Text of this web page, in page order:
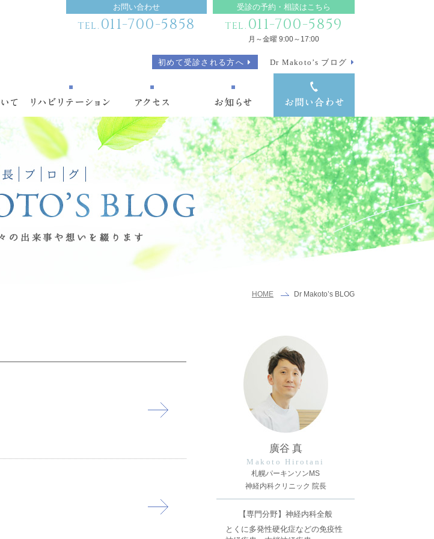
お問い合わせ
TEL. 011-700-5858
受診の予約・相談はこちら
TEL. 011-700-5859
月～金曜 9:00～17:00
初めて受診される方へ Dr Makoto’s ブログ
HOME Dr Makoto’s BLOG
廣谷 真
Makoto Hirotani
札幌パーキンソンMS
神経内科クリニック 院長
【専門分野】神経内科全般
とくに多発性硬化症などの免疫性